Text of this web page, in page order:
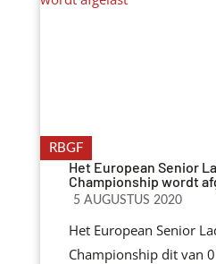
RBGF
Het European Senior
Championship wordt
5 AUGUSTUS 2020
Het European Senior
Championship dit van